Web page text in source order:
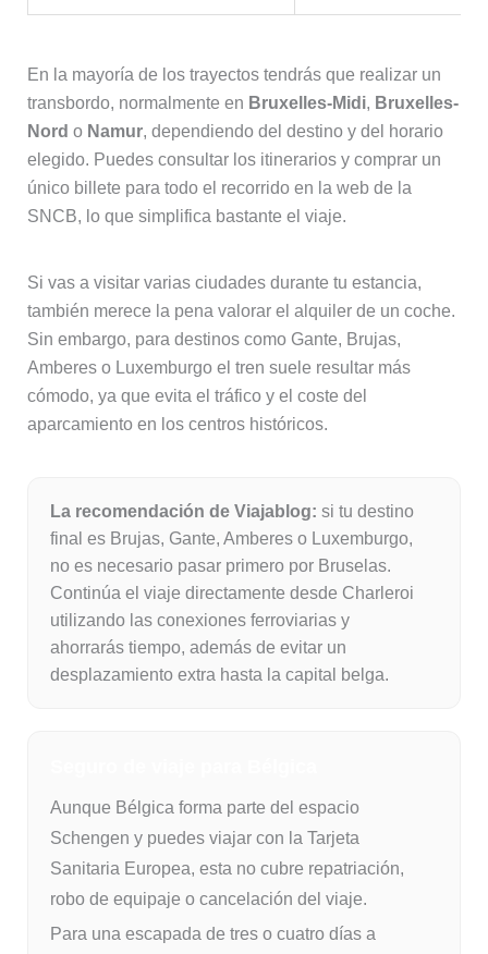
En la mayoría de los trayectos tendrás que realizar un
transbordo, normalmente en Bruxelles-Midi, Bruxelles-
Nord o Namur, dependiendo del destino y del horario
elegido. Puedes consultar los itinerarios y comprar un
único billete para todo el recorrido en la web de la
SNCB, lo que simplifica bastante el viaje.
Si vas a visitar varias ciudades durante tu estancia,
también merece la pena valorar el alquiler de un coche.
Sin embargo, para destinos como Gante, Brujas,
Amberes o Luxemburgo el tren suele resultar más
cómodo, ya que evita el tráfico y el coste del
aparcamiento en los centros históricos.
La recomendación de Viajablog: si tu destino
final es Brujas, Gante, Amberes o Luxemburgo,
no es necesario pasar primero por Bruselas.
Continúa el viaje directamente desde Charleroi
utilizando las conexiones ferroviarias y
ahorrarás tiempo, además de evitar un
desplazamiento extra hasta la capital belga.
Aunque Bélgica forma parte del espacio
Schengen y puedes viajar con la Tarjeta
Sanitaria Europea, esta no cubre repatriación,
robo de equipaje o cancelación del viaje.
Para una escapada de tres o cuatro días a